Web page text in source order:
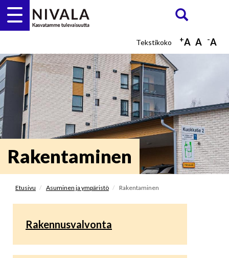
Hyppää
pääsisältöön
ETSI
-A
A
+A
Rakentaminen
Etusivu Asuminen ja ympäristö Rakentaminen
Rakennusvalvonta